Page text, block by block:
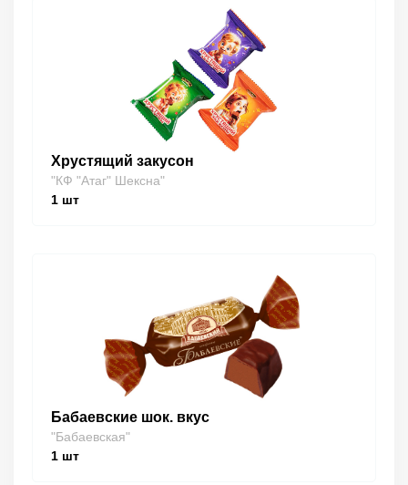
Хрустящий закусон
"КФ "Атаг" Шексна"
1 шт
Бабаевские шок. вкус
"Бабаевская"
1 шт